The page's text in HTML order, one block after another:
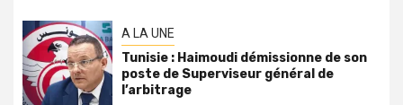
A LA UNE
Tunisie : Haimoudi démissionne de son
poste de Superviseur général de
l’arbitrage